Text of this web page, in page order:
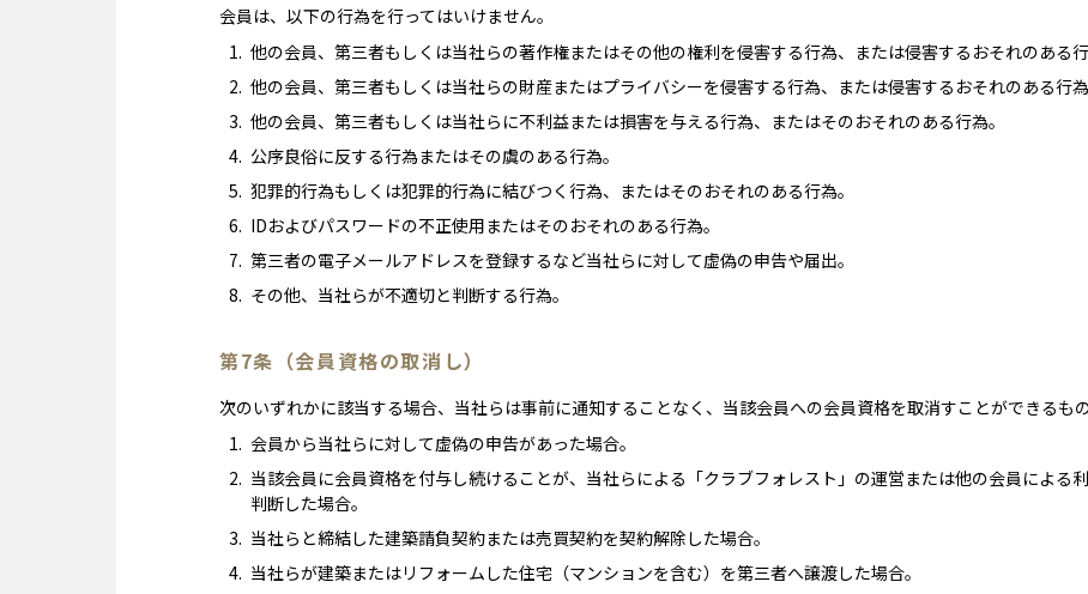
会員は、以下の行為を行ってはいけません。
他の会員、第三者もしくは当社らの著作権またはその他の権利を侵害する行為、または侵害するおそれのある行
他の会員、第三者もしくは当社らの財産またはプライバシーを侵害する行為、または侵害するおそれのある行為
他の会員、第三者もしくは当社らに不利益または損害を与える行為、またはそのおそれのある行為。
公序良俗に反する行為またはその虞のある行為。
犯罪的行為もしくは犯罪的行為に結びつく行為、またはそのおそれのある行為。
IDおよびパスワードの不正使用またはそのおそれのある行為。
第三者の電子メールアドレスを登録するなど当社らに対して虚偽の申告や届出。
その他、当社らが不適切と判断する行為。
第7条（会員資格の取消し）
次のいずれかに該当する場合、当社らは事前に通知することなく、当該会員への会員資格を取消すことができるもの
会員から当社らに対して虚偽の申告があった場合。
当該会員に会員資格を付与し続けることが、当社らによる「クラブフォレスト」の運営または他の会員による
判断した場合。
当社らと締結した建築請負契約または売買契約を契約解除した場合。
当社らが建築またはリフォームした住宅（マンションを含む）を第三者へ譲渡した場合。